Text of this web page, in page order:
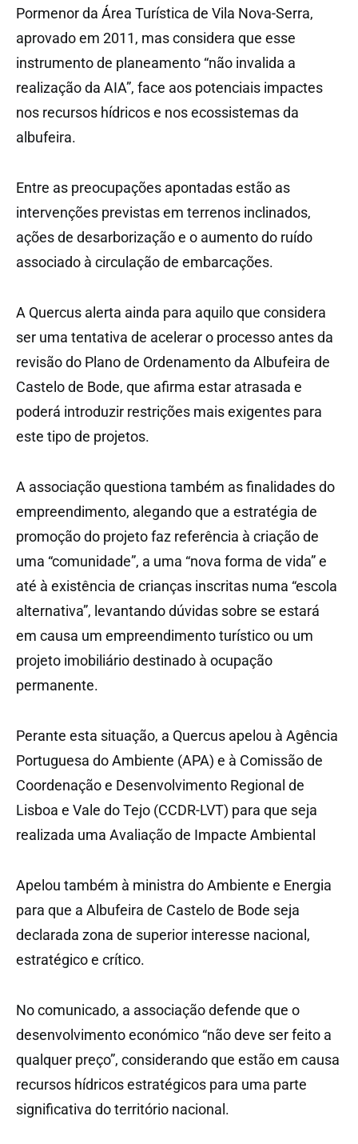
Pormenor da Área Turística de Vila Nova-Serra,
aprovado em 2011, mas considera que esse
instrumento de planeamento “não invalida a
realização da AIA”, face aos potenciais impactes
nos recursos hídricos e nos ecossistemas da
albufeira.
Entre as preocupações apontadas estão as
intervenções previstas em terrenos inclinados,
ações de desarborização e o aumento do ruído
associado à circulação de embarcações.
A Quercus alerta ainda para aquilo que considera
ser uma tentativa de acelerar o processo antes da
revisão do Plano de Ordenamento da Albufeira de
Castelo de Bode, que afirma estar atrasada e
poderá introduzir restrições mais exigentes para
este tipo de projetos.
A associação questiona também as finalidades do
empreendimento, alegando que a estratégia de
promoção do projeto faz referência à criação de
uma “comunidade”, a uma “nova forma de vida” e
até à existência de crianças inscritas numa “escola
alternativa”, levantando dúvidas sobre se estará
em causa um empreendimento turístico ou um
projeto imobiliário destinado à ocupação
permanente.
Perante esta situação, a Quercus apelou à Agência
Portuguesa do Ambiente (APA) e à Comissão de
Coordenação e Desenvolvimento Regional de
Lisboa e Vale do Tejo (CCDR-LVT) para que seja
realizada uma Avaliação de Impacte Ambiental
Apelou também à ministra do Ambiente e Energia
para que a Albufeira de Castelo de Bode seja
declarada zona de superior interesse nacional,
estratégico e crítico.
No comunicado, a associação defende que o
desenvolvimento económico “não deve ser feito a
qualquer preço”, considerando que estão em causa
recursos hídricos estratégicos para uma parte
significativa do território nacional.